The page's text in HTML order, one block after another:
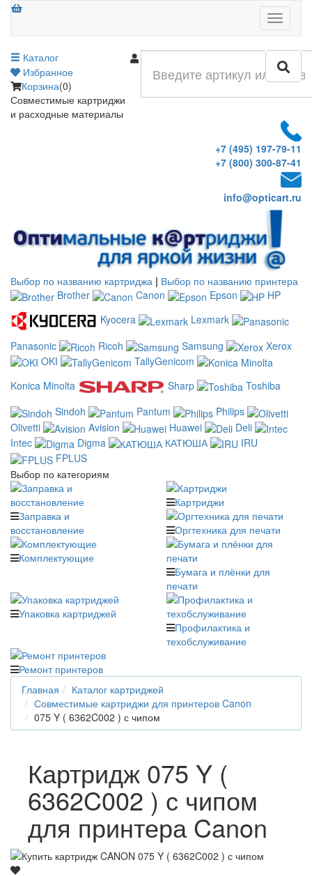
Меню
Каталог
Избранное
Корзина(0)
Совместимые картриджи
и расходные материалы
+7 (495) 197-79-11
+7 (800) 300-87-41
info@opticart.ru
Выбор по названию картриджа | Выбор по названию принтера
Brother
Canon Epson
HP
Kyocera
Lexmark
Panasonic
Ricoh Samsung
Xerox
OKI
TallyGenicom
Konica Minolta
Sharp
Toshiba
Sindoh
Pantum
Philips
Olivetti
Avision Huawei
Deli
Intec
Digma КАТЮША
IRU
FPLUS
Выбор по категориям
Заправка и
восстановление
Картриджи
Оргтехника для печати
Комплектующие
Бумага и плёнки для
печати
Упаковка картриджей
Профилактика и
техобслуживание
Ремонт принтеров
Главная
Каталог картриджей
Совместимые картриджи для принтеров Canon
075 Y ( 6362C002 ) с чипом
Картридж 075 Y (
6362C002 ) с чипом
для принтера Canon